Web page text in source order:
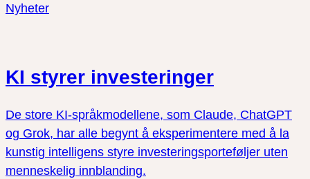
Nyheter
KI styrer investeringer
De store KI-språkmodellene, som Claude, ChatGPT
og Grok, har alle begynt å eksperimentere med å la
kunstig intelligens styre investeringsporteføljer uten
menneskelig innblanding.